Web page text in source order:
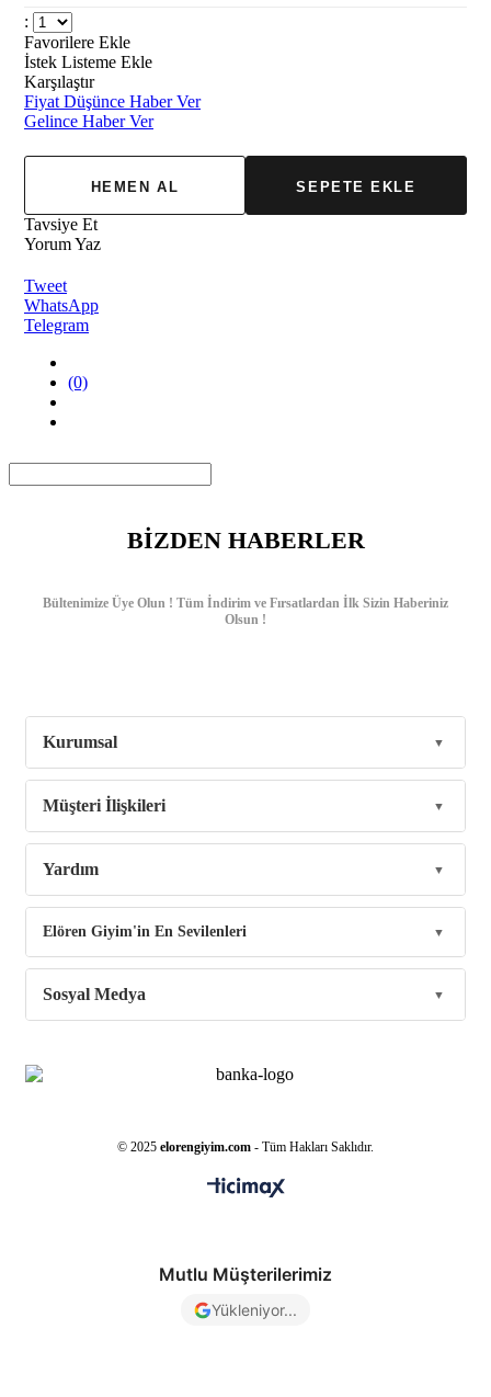
:
Favorilere Ekle
İstek Listeme Ekle
Karşılaştır
Fiyat Düşünce Haber Ver
Gelince Haber Ver
Tavsiye Et
Yorum Yaz
Tweet
WhatsApp
Telegram
(0)
BİZDEN HABERLER
Bültenimize Üye Olun ! Tüm İndirim ve Fırsatlardan İlk Sizin Haberiniz
Olsun !
Kurumsal
Müşteri İlişkileri
Yardım
Elören Giyim'in En Sevilenleri
Sosyal Medya
© 2025 elorengiyim.com - Tüm Hakları Saklıdır.
Mutlu Müşterilerimiz
Yükleniyor...